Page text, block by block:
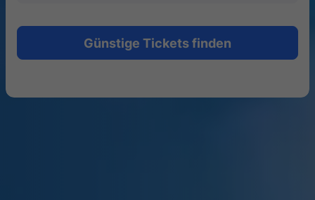
Günstige Tickets finden